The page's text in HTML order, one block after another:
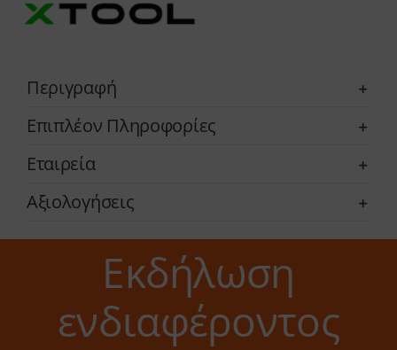
ποσότητα
Περιγραφή
Επιπλέον Πληροφορίες
Εταιρεία
Αξιολογήσεις
Εκδήλωση
ενδιαφέροντος